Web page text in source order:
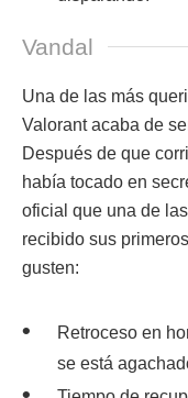
Vandal
Una de las más
Valorant acaba de
Después de que
había tocado en
oficial que una de
recibido sus
gusten:
Retroceso en
se está